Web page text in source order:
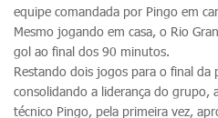
equipe comandada por Pingo em
Mesmo jogando em casa, o Rio
gol ao final dos 90 minutos.
Restando dois jogos para o final da
consolidando a liderança do grupo,
técnico Pingo, pela primeira vez,